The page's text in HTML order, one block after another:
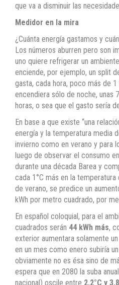
que va a disminuir las
Medidor en la mira
¿Cuánta energía gastamos y
Los números aburren pero son
uno quiere refrigerar un
enciende, por ejemplo, un split
gasta, cada hora, poco más de
encendiera sólo de noche, unas
horas, o sea que el gasto sería
En base a que existe “una
energía y la temperatura media
invierno como en verano y para
luego de observar el consumo
durante una década Barea y
cada 1°C más en la
de verano, se predice un
kWh por metro cuadrado, por
En español coloquial, para el
cuadrados serán 44 kWh más,
exterior aumentara solamente
en un mes como enero subiría
obviamente no es ésa sino de
espera que en 2080 la suba
nacional) oscile entre 2,2°C y